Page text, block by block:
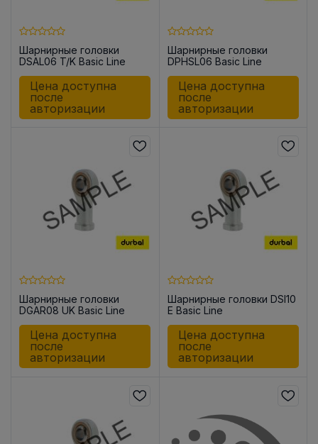
Шарнирные головки
DSAL06 T/K Basic Line
Цена доступна
после
авторизации
Шарнирные головки
DPHSL06 Basic Line
Цена доступна
после
авторизации
Шарнирные головки
DGAR08 UK Basic Line
Цена доступна
после
авторизации
Шарнирные головки DSI10
E Basic Line
Цена доступна
после
авторизации